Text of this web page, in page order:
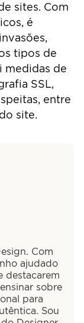
sites. Com
é
tipos de
medidas de
SSL,
entre
site.
Com
ajudado
destacarem
sobre
para
Sou